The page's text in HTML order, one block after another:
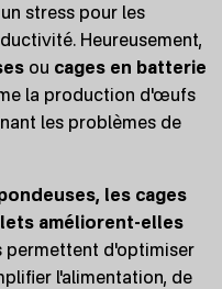
stress pour les
Heureusement,
ou cages en batterie
la production d'œufs
les problèmes de
les cages
améliorent-elles
permettent d'optimiser
l'alimentation, de